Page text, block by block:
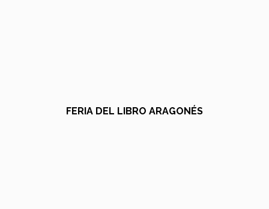
FERIA DEL LIBRO ARAGONÉS